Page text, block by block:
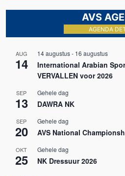
AVS
AGENDA
AUG
14
14 augustus- 16 augustus
International Arabian
VERVALLEN voor 2026
SEP
13
Gehele dag
DAWRA NK
SEP
20
Gehele dag
AVS National
OKT
25
Gehele dag
NK Dressuur 2026